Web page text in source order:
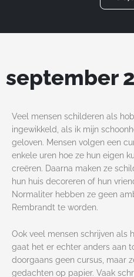
m
september
Veel mensen schilderen als
ingewikkeld, als ik mijn
geloven. Mensen volgen een
enkele uren hoe ze hun eigen
creëren. Daarna maken ze
hun huis decoreren of hun
Normaliter hebben ze geen
Rembrandt te worden.
Ook veel mensen schrijven als
gaat het er echter anders aan
doorgaans geen cursus, maar
gedachten op papier. Vaak